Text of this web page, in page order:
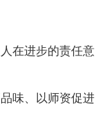
在进步的责任意
味、以师资促进